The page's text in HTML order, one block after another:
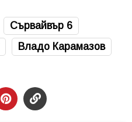
Сървайвър 6
Владо Карамазов